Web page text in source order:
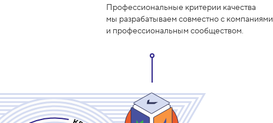
Профессиональные критерии качества
мы разрабатываем совместно с компаниями
и профессиональным сообществом.